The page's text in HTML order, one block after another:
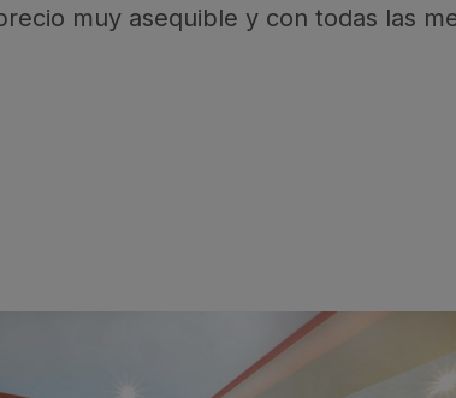
muy asequible y con todas las